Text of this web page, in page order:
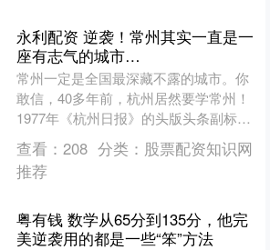
永利配资 逆袭！常州其实一直是一
座有志气的城市…
常州一定是全国最深藏不露的城市。你
敢信，40多年前，杭州居然要学常州！
1977年《杭州日报》的头版头条副标题
就是“中共杭州市委召开学习常州经验汇
报大....
查看： 208 分类： 股票配资知识网
推荐
粤有钱 数学从65分到135分，他完
美逆袭用的都是一些“笨”方法